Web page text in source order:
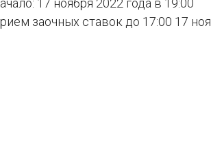
17 ноября 2022 года в 19:00
заочных ставок до 17:00 17